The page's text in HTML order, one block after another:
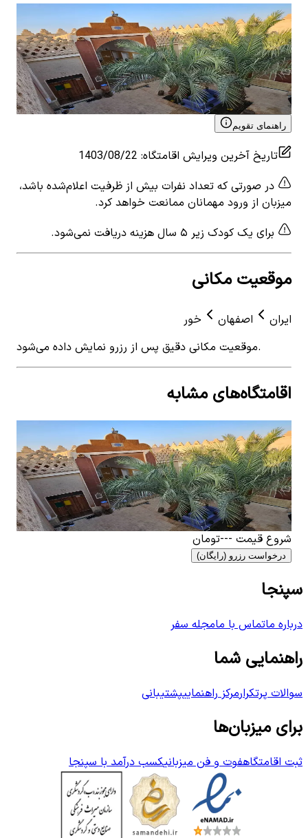
اجاره بومگردی کویرگردی در خور اصفهان - اتاق104
0 اتاق خواب5 نفر 5
۵۸۹٬۰۰۰تومان
View details for اجاره بومگردی کویرگردی در خور اصفهان -
اتاق104
راهنمای تقویم
تاریخ آخرین ویرایش اقامتگاه:
1403/08/22
در صورتی که تعداد نفرات بیش از ظرفیت اعلام‌شده باشد،
میزبان از ورود مهمانان ممانعت خواهد کرد.
برای یک کودک زیر ۵ سال هزینه دریافت نمی‌شود.
موقعیت مکانی
ایران اصفهان
خور
موقعیت مکانی دقیق پس از رزرو نمایش داده می‌شود.
اقامتگاه‌های مشابه
View details for اجاره بومگردی کویرگردی در خور اصفهان -
اتاق103
اجاره بومگردی کویرگردی در خور اصفهان - اتاق103
0 اتاق خواب5 نفر
۵۸۹٬۰۰۰تومان
شروع قیمت ---تومان
درخواست رزرو (رایگان)
سپنجا
درباره ماتماس با مامجله سفر
راهنمایی شما
سوالات پرتکرارمرکز راهنماییپشتیبانی
برای میزبان‌ها
ثبت اقامتگاهفوت و فن میزبانیکسب درآمد با سپنجا